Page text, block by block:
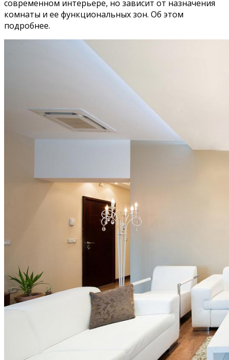
современном интерьере, но зависит от назначения
комнаты и ее функциональных зон. Об этом
подробнее.